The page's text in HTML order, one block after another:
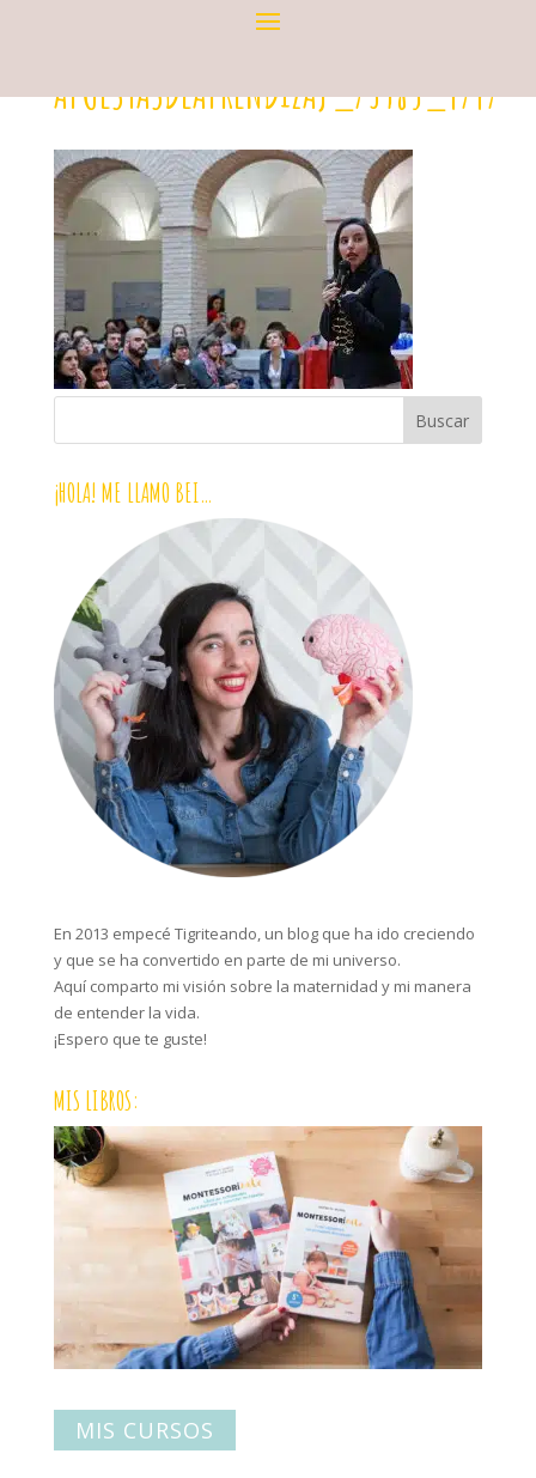
APUESTASDEAPRENDIZAJ_73985_4747
¡HOLA! ME LLAMO BEI…
En 2013 empecé Tigriteando, un blog que ha ido creciendo
y que se ha convertido en parte de mi universo.
Aquí comparto mi visión sobre la maternidad y mi manera
de entender la vida.
¡Espero que te guste!
MIS LIBROS:
MIS CURSOS